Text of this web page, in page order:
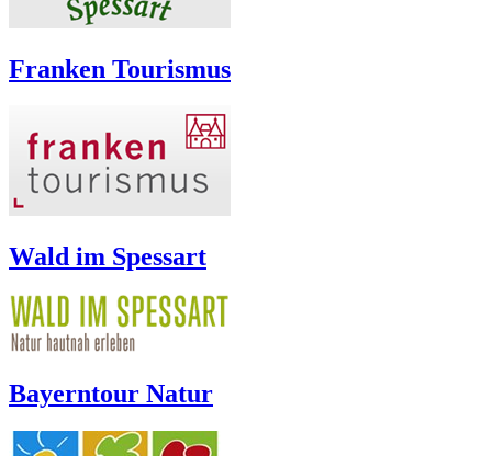
Franken Tourismus
Wald im Spessart
Bayerntour Natur